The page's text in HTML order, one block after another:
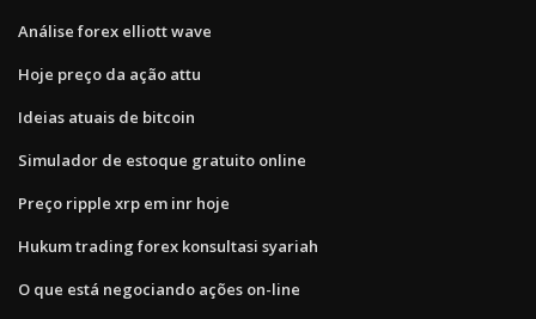
Análise forex elliott wave
Hoje preço da ação attu
Ideias atuais de bitcoin
Simulador de estoque gratuito online
Preço ripple xrp em inr hoje
Hukum trading forex konsultasi syariah
O que está negociando ações on-line